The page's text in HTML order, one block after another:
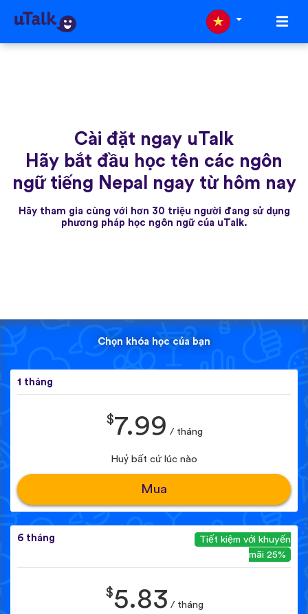
Cài đặt ngay uTalk
Hãy bắt đầu học tên các ngôn
ngữ tiếng Nepal ngay từ hôm nay
Hãy tham gia cùng với hơn 30 triệu người đang sử dụng
phương pháp học ngôn ngữ của uTalk.
Chọn khóa học của bạn
1 tháng
$7.99 / tháng
Huỷ bất cứ lúc nào
Mua
6 tháng
Tiết kiệm với khuyến
mãi 25%
$5.83 / tháng